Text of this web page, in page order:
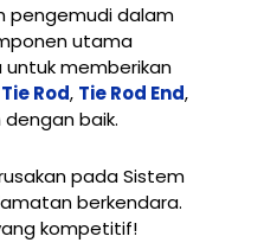
pengemudi dalam
utama
untuk memberikan
Rod, Tie Rod End,
baik.
pada Sistem
berkendara.
kompetitif!